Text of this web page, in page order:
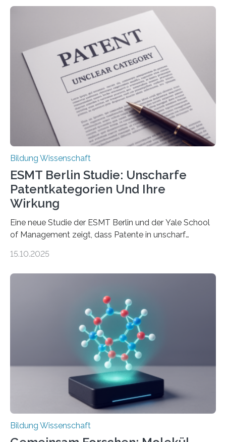
Rückenschmerzen denken und welche Erfahrungen sie
damit gemacht haben, kann entscheidend
beeinflussen, wie Schmerzen verlaufen und welche
Therapien wirken. Diese individuellen Überzeugungen
stehen im Mittelpunkt einer aktuellen Studie der
Hochschule Bochum. Im Rahmen des
Promotionsprojekts „BACKCamPAIN“ führt die
Doktorandin Deborah Jost (Hochschule Bochum,
Promotionskolleg NRW) derzeit eine Online-Umfrage
durch. Ziel ist es, herauszufinden,…
Bildung Wissenschaft
ESMT Berlin Studie: Unscharfe
Patentkategorien Und Ihre
Wirkung
Eine neue Studie der ESMT Berlin und der Yale School
of Management zeigt, dass Patente in unscharf
häufiger zu bahnbrechenden Innovationen führen und
Erfindungen entstehen besonders dann, wenn
Wissenskategorien verschwimmen. Das zeigt neue
Forschung von Gianluca Carnabuci, Professor of
Organizational Behavior an der ESMT Berlin, und
Balázs Kovács, Professor an der Yale School of
Management. Die Forscher kommen zu dem Schluss,
dass Patente…
15.10.2025
Bildung Wissenschaft